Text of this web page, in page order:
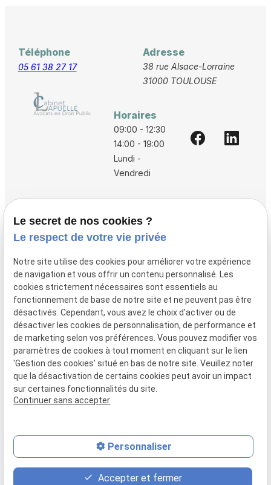
Téléphone
05 61 38 27 17
Adresse
38 rue Alsace-Lorraine
31000 TOULOUSE
Horaires
09:00 - 12:30
14:00 - 19:00
Lundi -
Vendredi
Vos avocats
Boutique
Domaines de compétences
Actualités
Contact
Mentions
légales
Politique de
confidentialité
Gestion
des
Plan du
site
Siret :80946148600015
place contact_page phone
Le secret de nos cookies ?
Le respect de votre vie privée
Notre site utilise des cookies pour améliorer votre expérience
de navigation et vous offrir un contenu personnalisé. Les
cookies strictement nécessaires sont essentiels au
fonctionnement de base de notre site et ne peuvent pas être
désactivés. Cependant, vous avez le choix d'activer ou de
désactiver les cookies de personnalisation, de performance et
de marketing selon vos préférences. Vous pouvez modifier vos
paramètres de cookies à tout moment en cliquant sur le lien
'Gestion des cookies' situé en bas de notre site. Veuillez noter
que la désactivation de certains cookies peut avoir un impact
sur certaines fonctionnalités du site.
Continuer sans accepter
Personnaliser
Accepter et fermer